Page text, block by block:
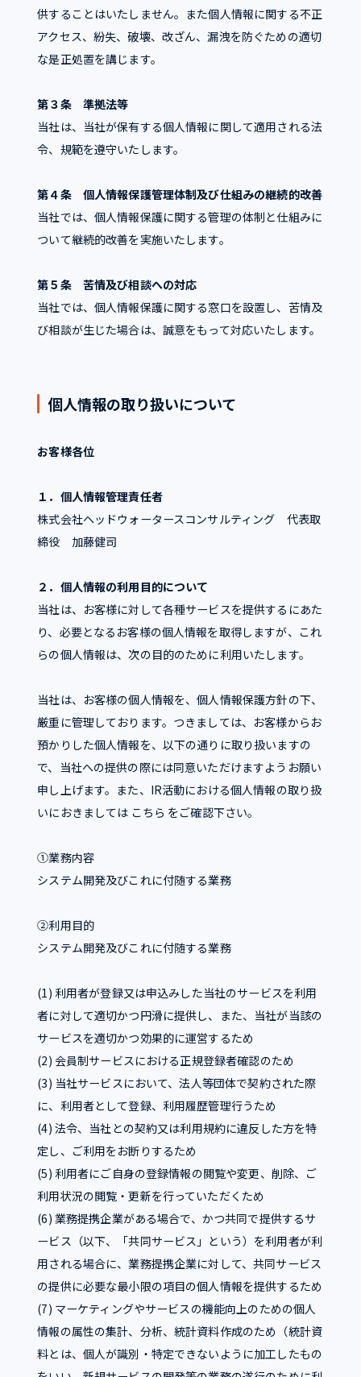
供することはいたしません。また個人情報に関する不正
アクセス、紛失、破壊、改ざん、漏洩を防ぐための適切
な是正処置を講じます。
第３条 準拠法等
当社は、当社が保有する個人情報に関して適用される法
令、規範を遵守いたします。
第４条 個人情報保護管理体制及び仕組みの継続的改善
当社では、個人情報保護に関する管理の体制と仕組みに
ついて継続的改善を実施いたします。
第５条 苦情及び相談への対応
当社では、個人情報保護に関する窓口を設置し、苦情及
び相談が生じた場合は、誠意をもって対応いたします。
個人情報の取り扱いについて
お客様各位
１．個人情報管理責任者
株式会社ヘッドウォータースコンサルティング 代表取
締役 加藤健司
２．個人情報の利用目的について
当社は、お客様に対して各種サービスを提供するにあた
り、必要となるお客様の個人情報を取得しますが、これ
らの個人情報は、次の目的のために利用いたします。
当社は、お客様の個人情報を、個人情報保護方針の下、
厳重に管理しております。つきましては、お客様からお
預かりした個人情報を、以下の通りに取り扱いますの
で、当社への提供の際には同意いただけますようお願い
申し上げます。また、IR活動における個人情報の取り扱
いにおきましては こちら をご確認下さい。
①業務内容
システム開発及びこれに付随する業務
②利用目的
システム開発及びこれに付随する業務
(1) 利用者が登録又は申込みした当社のサービスを利用
者に対して適切かつ円滑に提供し、また、当社が当該の
サービスを適切かつ効果的に運営するため
(2) 会員制サービスにおける正規登録者確認のため
(3) 当社サービスにおいて、法人等団体で契約された際
に、利用者として登録、利用履歴管理行うため
(4) 法令、当社との契約又は利用規約に違反した方を特
定し、ご利用をお断りするため
(5) 利用者にご自身の登録情報の閲覧や変更、削除、ご
利用状況の閲覧・更新を行っていただくため
(6) 業務提携企業がある場合で、かつ共同で提供するサ
ービス（以下、「共同サービス」という）を利用者が利
用される場合に、業務提携企業に対して、共同サービス
の提供に必要な最小限の項目の個人情報を提供するため
(7) マーケティングやサービスの機能向上のための個人
情報の属性の集計、分析、統計資料作成のため（統計資
料とは、個人が識別・特定できないように加工したもの